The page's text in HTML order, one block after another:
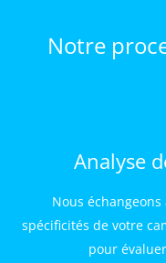
Notre
Analyse
Nous
spécificités de votre
pour